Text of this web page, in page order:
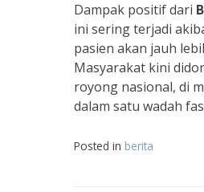
Dampak positif dari
ini sering terjadi
pasien akan jauh
Masyarakat kini
royong nasional, di
dalam satu wadah
Posted in berita